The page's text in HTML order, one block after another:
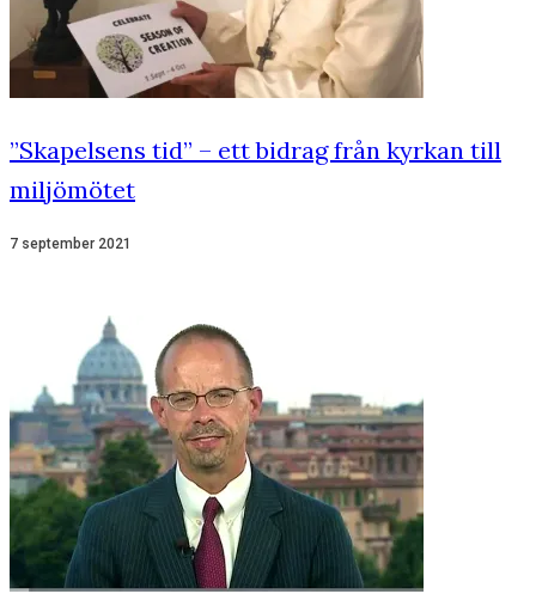
”Skapelsens tid” – ett bidrag från kyrkan till
miljömötet
7 september 2021